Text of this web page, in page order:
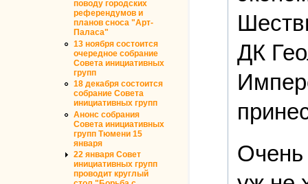
поводу городских
референдумов и
планов сноса "Арт-
Паласа"
13 ноября состоится
очередное собрание
Совета инициативных
групп
18 декабря состоится
собрание Совета
инициативных групп
Анонс собрания
Совета инициативных
групп Тюмени 15
января
22 января Совет
инициативных групп
проводит круглый
ДК
Очень